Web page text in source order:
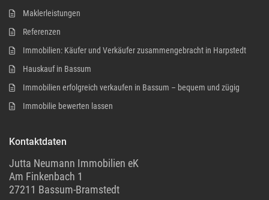
Maklerleistungen
Referenzen
Immobilien: Käufer und Verkäufer zusammengebracht in Harpstedt
Hauskauf in Bassum
Immobilien erfolgreich verkaufen in Bassum – bequem und zügig
Immobilie bewerten lassen
Kontaktdaten
Jutta Neumann Immobilien eK
Am Finkenbach 1
27211 Bassum-Bramstedt